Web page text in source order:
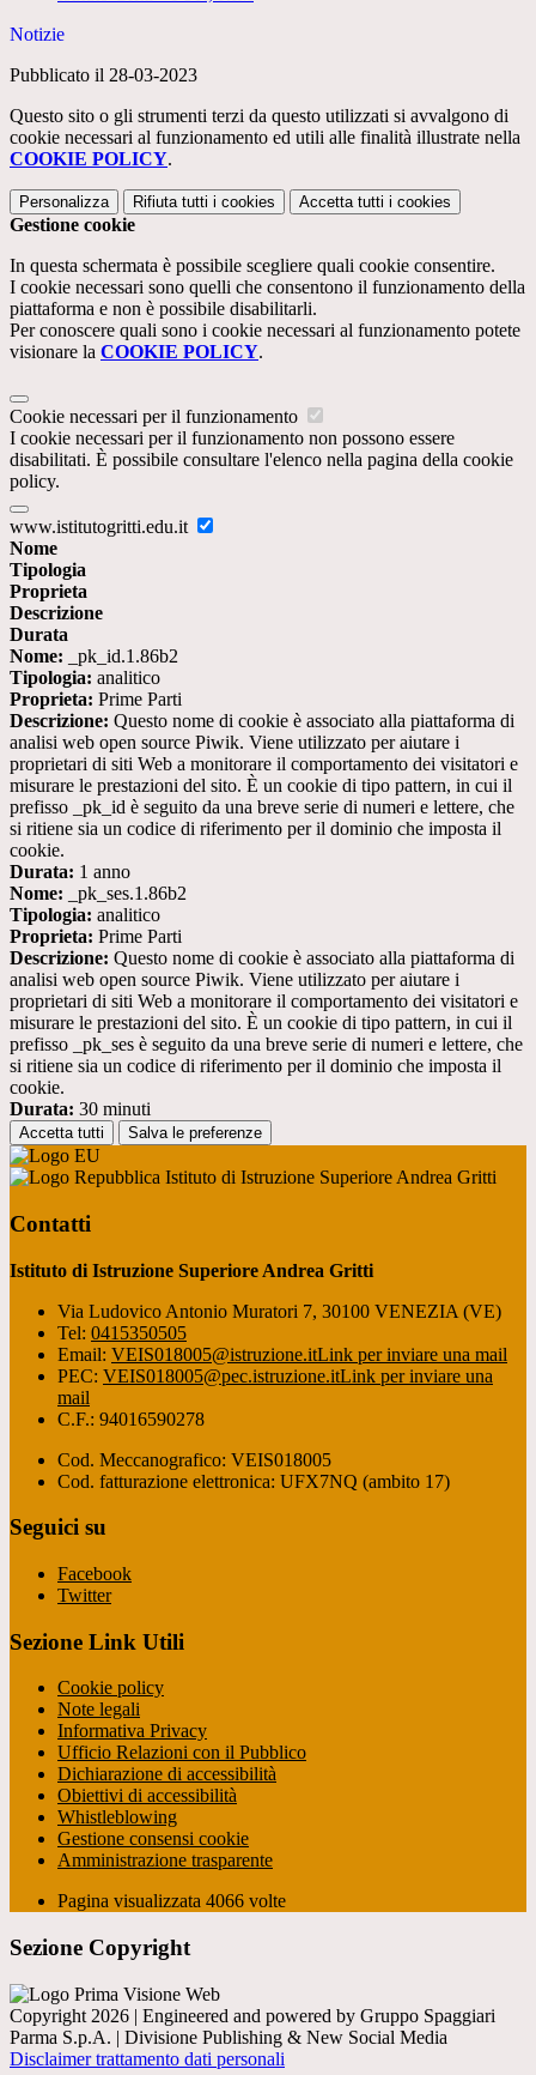
Notizie
Pubblicato il 28-03-2023
Questo sito o gli strumenti terzi da questo utilizzati si avvalgono di
cookie necessari al funzionamento ed utili alle finalità illustrate nella
COOKIE POLICY.
Personalizza Rifiuta tutti i cookies Accetta tutti i cookies
Gestione cookie
In questa schermata è possibile scegliere quali cookie consentire.
I cookie necessari sono quelli che consentono il funzionamento della
piattaforma e non è possibile disabilitarli.
Per conoscere quali sono i cookie necessari al funzionamento potete
visionare la COOKIE POLICY.
Cookie necessari per il funzionamento
I cookie necessari per il funzionamento non possono essere
disabilitati. È possibile consultare l'elenco nella pagina della cookie
policy.
www.istitutogritti.edu.it
Nome
Tipologia
Proprieta
Descrizione
Durata
Nome: _pk_id.1.86b2
Tipologia: analitico
Proprieta: Prime Parti
Descrizione: Questo nome di cookie è associato alla piattaforma di
analisi web open source Piwik. Viene utilizzato per aiutare i
proprietari di siti Web a monitorare il comportamento dei visitatori e
misurare le prestazioni del sito. È un cookie di tipo pattern, in cui il
prefisso _pk_id è seguito da una breve serie di numeri e lettere, che
si ritiene sia un codice di riferimento per il dominio che imposta il
cookie.
Durata: 1 anno
Nome: _pk_ses.1.86b2
Tipologia: analitico
Proprieta: Prime Parti
Descrizione: Questo nome di cookie è associato alla piattaforma di
analisi web open source Piwik. Viene utilizzato per aiutare i
proprietari di siti Web a monitorare il comportamento dei visitatori e
misurare le prestazioni del sito. È un cookie di tipo pattern, in cui il
prefisso _pk_ses è seguito da una breve serie di numeri e lettere, che
si ritiene sia un codice di riferimento per il dominio che imposta il
cookie.
Durata: 30 minuti
Accetta tutti Salva le preferenze
Istituto di Istruzione Superiore Andrea Gritti
Contatti
Istituto di Istruzione Superiore Andrea Gritti
Via Ludovico Antonio Muratori 7, 30100 VENEZIA (VE)
Tel: 0415350505
Email: VEIS018005@istruzione.itLink per inviare una mail
PEC: VEIS018005@pec.istruzione.itLink per inviare una
mail
C.F.: 94016590278
Cod. Meccanografico: VEIS018005
Cod. fatturazione elettronica: UFX7NQ (ambito 17)
Seguici su
Facebook
Twitter
Sezione Link Utili
Cookie policy
Note legali
Informativa Privacy
Ufficio Relazioni con il Pubblico
Dichiarazione di accessibilità
Obiettivi di accessibilità
Whistleblowing
Gestione consensi cookie
Amministrazione trasparente
Pagina visualizzata 4066 volte
Sezione Copyright
Copyright 2026 | Engineered and powered by Gruppo Spaggiari
Parma S.p.A. | Divisione Publishing & New Social Media
Disclaimer trattamento dati personali